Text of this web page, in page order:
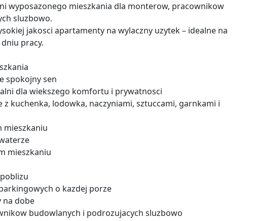
wyposazonego mieszkania dla monterow, pracownikow
sluzbowo.
jakosci apartamenty na wylaczny uzytek – idealne na
pracy.
spokojny sen
dla wiekszego komfortu i prywatnosci
z kuchenka, lodowka, naczyniami, sztuccami, garnkami i
mieszkaniu
mieszkaniu
o kazdej porze
na dobe
budowlanych i podrozujacych sluzbowo